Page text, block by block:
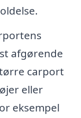
afgørende
carport
eller
eksempel